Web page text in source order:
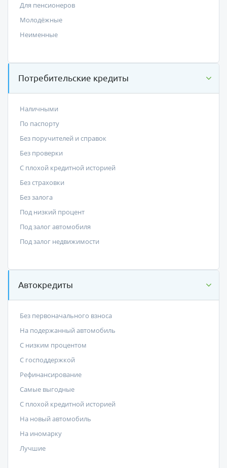
Для пенсионеров
Молодёжные
Неименные
Потребительские кредиты
Наличными
По паспорту
Без поручителей и справок
Без проверки
С плохой кредитной историей
Без страховки
Без залога
Под низкий процент
Под залог автомобиля
Под залог недвижимости
Автокредиты
Без первоначального взноса
На подержанный автомобиль
С низким процентом
C господдержкой
Рефинансирование
Самые выгодные
С плохой кредитной историей
На новый автомобиль
На иномарку
Лучшие